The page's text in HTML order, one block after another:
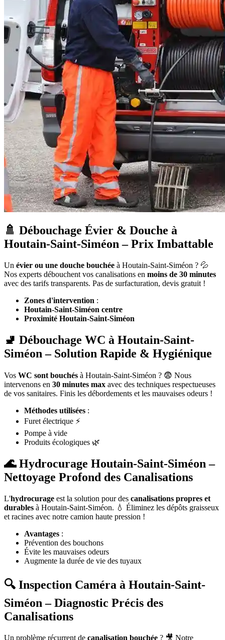
🚿 Débouchage Évier & Douche à
Houtain-Saint-Siméon – Prix Imbattable
Un évier ou une douche bouchée à Houtain-Saint-Siméon ? 💦
Nos experts débouchent vos canalisations en moins de 30 minutes
avec des tarifs transparents. Pas de surfacturation, devis gratuit !
Zones d'intervention :
Houtain-Saint-Siméon centre
Proximité Houtain-Saint-Siméon
🚽 Débouchage WC à Houtain-Saint-
Siméon – Solution Rapide & Hygiénique
Vos WC sont bouchés à Houtain-Saint-Siméon ? 😨 Nous
intervenons en 30 minutes max avec des techniques respectueuses
de vos sanitaires. Finis les débordements et les mauvaises odeurs !
Méthodes utilisées :
Furet électrique ⚡
Pompe à vide
Produits écologiques 🌿
🌊 Hydrocurage Houtain-Saint-Siméon –
Nettoyage Profond des Canalisations
L'hydrocurage est la solution pour des canalisations propres et
durables à Houtain-Saint-Siméon. 💧 Éliminez les dépôts graisseux
et racines avec notre camion haute pression !
Avantages :
Prévention des bouchons
Évite les mauvaises odeurs
Augmente la durée de vie des tuyaux
🔍 Inspection Caméra à Houtain-Saint-
Siméon – Diagnostic Précis des
Canalisations
Un problème récurrent de canalisation bouchée ? 🎥 Notre